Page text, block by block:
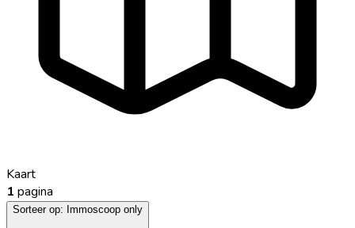
Kaart
1 pagina
Sorteer op: Immoscoop only